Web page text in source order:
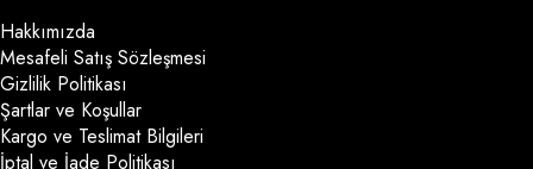
Hakkımızda
Mesafeli Satış Sözleşmesi
Gizlilik Politikası
Şartlar ve Koşullar
Kargo ve Teslimat Bilgileri
İptal ve İade Politikası